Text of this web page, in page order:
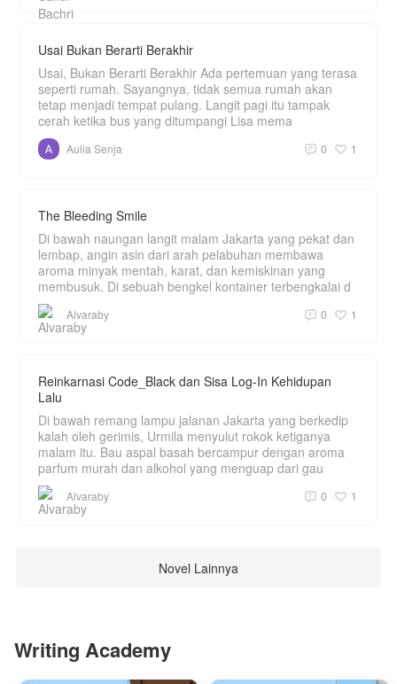
Usai Bukan Berarti Berakhir
Usai, Bukan Berarti Berakhir Ada pertemuan yang terasa
seperti rumah. Sayangnya, tidak semua rumah akan
tetap menjadi tempat pulang. Langit pagi itu tampak
cerah ketika bus yang ditumpangi Lisa mema
Aulia Senja 0 1
The Bleeding Smile
Di bawah naungan langit malam Jakarta yang pekat dan
lembap, angin asin dari arah pelabuhan membawa
aroma minyak mentah, karat, dan kemiskinan yang
membusuk. Di sebuah bengkel kontainer terbengkalai d
Alvaraby 0 1
Reinkarnasi Code_Black dan Sisa Log-In Kehidupan
Lalu
Di bawah remang lampu jalanan Jakarta yang berkedip
kalah oleh gerimis, Urmila menyulut rokok ketiganya
malam itu. Bau aspal basah bercampur dengan aroma
parfum murah dan alkohol yang menguap dari gau
Alvaraby 0 1
Novel Lainnya
Writing Academy